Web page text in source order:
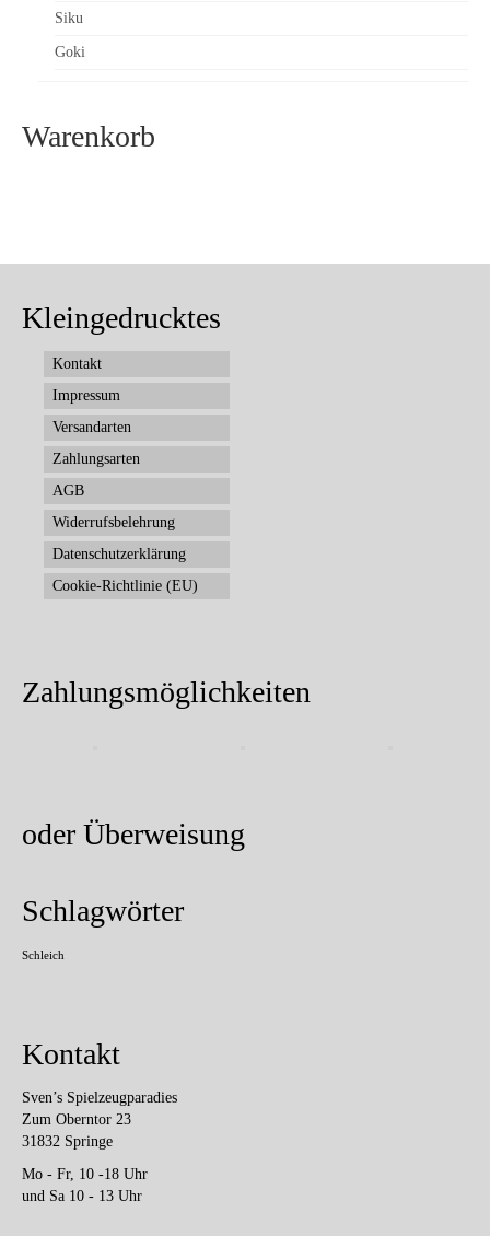
Siku
Goki
Warenkorb
Kleingedrucktes
Kontakt
Impressum
Versandarten
Zahlungsarten
AGB
Widerrufsbelehrung
Datenschutzerklärung
Cookie-Richtlinie (EU)
Zahlungsmöglichkeiten
oder Überweisung
Schlagwörter
Schleich
Kontakt
Sven’s Spielzeugparadies
Zum Oberntor 23
31832 Springe
Mo - Fr, 10 -18 Uhr
und Sa 10 - 13 Uhr